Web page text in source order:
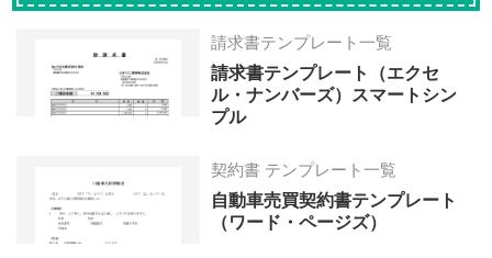
請求書テンプレート一覧
請求書テンプレート（エクセ
ル・ナンバーズ）スマートシン
プル
契約書 テンプレート一覧
自動車売買契約書テンプレート
（ワード・ページズ）